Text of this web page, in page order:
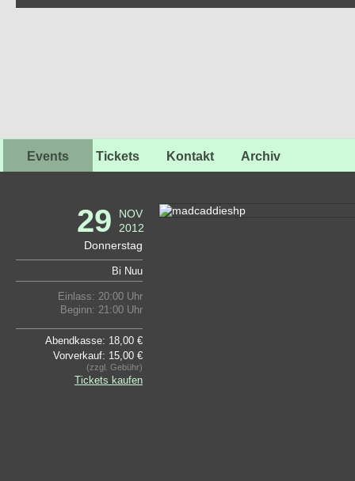
Events Tickets Kontakt Archiv
29
NOV
2012
Donnerstag
Bi Nuu
Einlass: 20:00 Uhr
Beginn: 21:00 Uhr
Abendkasse: 18,00 €
Vorverkauf: 15,00 €
(zzgl. Gebühr)
Tickets kaufen